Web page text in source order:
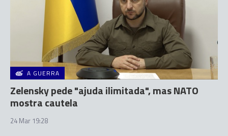
A GUERRA
Zelensky pede "ajuda ilimitada", mas NATO
mostra cautela
24 Mar 19:28